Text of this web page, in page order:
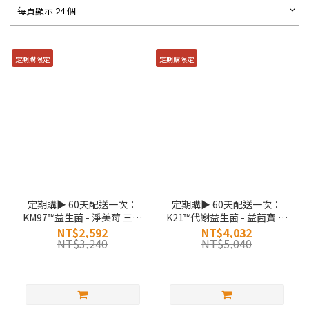
每頁顯示 24 個
定期購限定
定期購▶ 60天配送一次：
KM97™益生菌 - 淨美莓 三入
組
NT$2,592
NT$3,240
定期購限定
定期購▶ 60天配送一次：
K21™代謝益生菌 - 益菌寶 三
入組
NT$4,032
NT$5,040